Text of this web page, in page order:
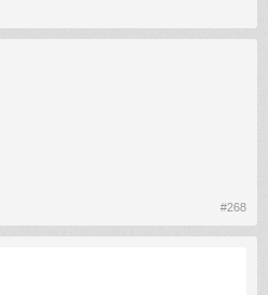
#268